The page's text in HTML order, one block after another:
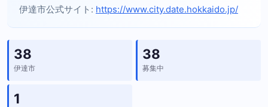
伊達市公式サイト: https://www.city.date.hokkaido.jp/
38
伊達市
38
募集中
1